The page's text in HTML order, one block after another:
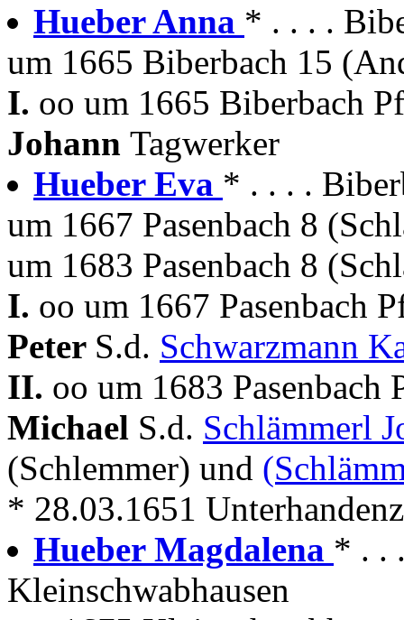
Hueber Anna * . . . .
um 1665 Biberbach 15
I. oo um 1665 Biberbach
Johann Tagwerker
Hueber Eva * . . . .
um 1667 Pasenbach 8
um 1683 Pasenbach 8
I. oo um 1667 Pasenbach
Peter S.d. Schwarzmann
II. oo um 1683
Michael S.d. Schlämmerl
(Schlemmer) und
* 28.03.1651
Hueber Magdalena * . .
Kleinschwabhausen